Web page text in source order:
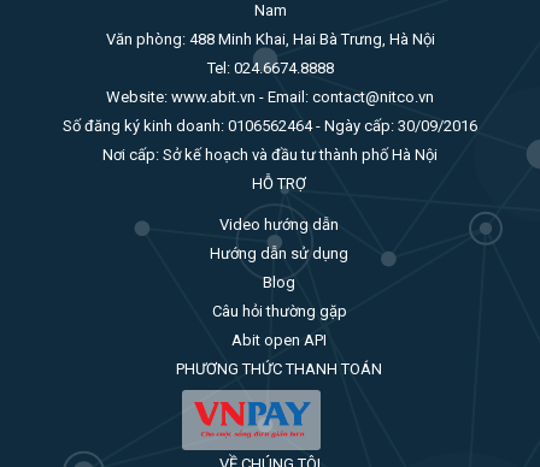
Nam
Văn phòng: 488 Minh Khai, Hai Bà Trưng, Hà Nội
Tel: 024.6674.8888
Website: www.abit.vn - Email: contact@nitco.vn
Số đăng ký kinh doanh: 0106562464 - Ngày cấp: 30/09/2016
Nơi cấp: Sở kế hoạch và đầu tư thành phố Hà Nội
HỖ TRỢ
Video hướng dẫn
Hướng dẫn sử dụng
Blog
Câu hỏi thường gặp
Abit open API
PHƯƠNG THỨC THANH TOÁN